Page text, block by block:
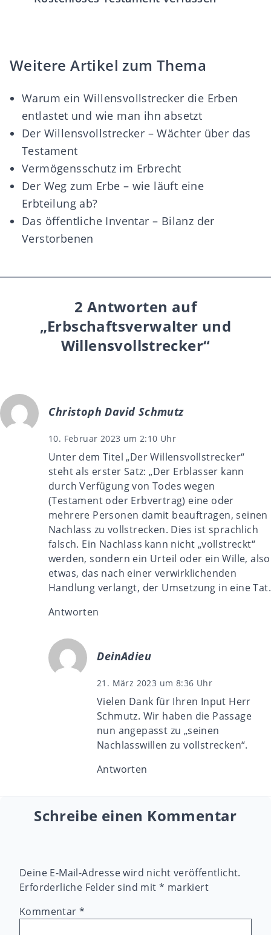
Weitere Artikel zum Thema
Warum ein Willensvollstrecker die Erben
entlastet und wie man ihn absetzt
Der Willensvollstrecker – Wächter über das
Testament
Vermögensschutz im Erbrecht
Der Weg zum Erbe – wie läuft eine
Erbteilung ab?
Das öffentliche Inventar – Bilanz der
Verstorbenen
2 Antworten auf
„Erbschaftsverwalter und
Willensvollstrecker“
Christoph David Schmutz
10. Februar 2023 um 2:10 Uhr
Unter dem Titel „Der Willensvollstrecker“
steht als erster Satz: „Der Erblasser kann
durch Verfügung von Todes wegen
(Testament oder Erbvertrag) eine oder
mehrere Personen damit beauftragen, seinen
Nachlass zu vollstrecken. Dies ist sprachlich
falsch. Ein Nachlass kann nicht „vollstreckt“
werden, sondern ein Urteil oder ein Wille, also
etwas, das nach einer verwirklichenden
Handlung verlangt, der Umsetzung in eine Tat.
Antworten
DeinAdieu
21. März 2023 um 8:36 Uhr
Vielen Dank für Ihren Input Herr
Schmutz. Wir haben die Passage
nun angepasst zu „seinen
Nachlasswillen zu vollstrecken“.
Antworten
Schreibe einen Kommentar
Deine E-Mail-Adresse wird nicht veröffentlicht.
Erforderliche Felder sind mit * markiert
Kommentar*